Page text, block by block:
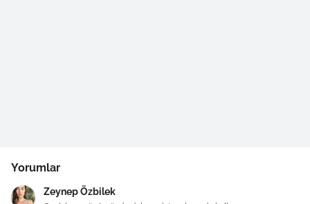
Yorumlar
Zeynep Özbilek